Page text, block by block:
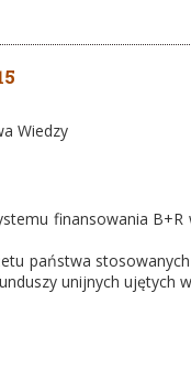
Wiedzy
finansowania B+R
państwa
unijnych ujętych